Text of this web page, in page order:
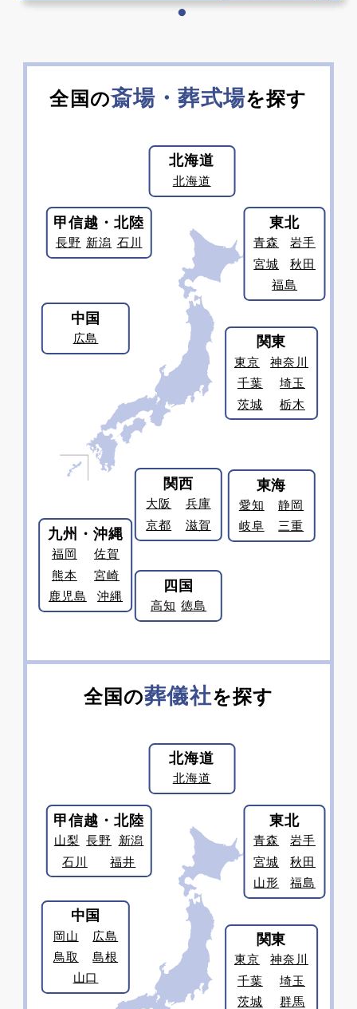
全国の斎場・葬式場を探す
北海道
北海道
東北
青森
岩手
宮城
秋田
福島
関東
東京
神奈川
千葉
埼玉
茨城
栃木
甲信越・北陸
長野 新潟 石川
東海
愛知
静岡
岐阜
三重
関西
大阪
兵庫
京都
滋賀
中国
広島
四国
高知 徳島
九州・沖縄
福岡
佐賀
熊本
宮崎
鹿児島
沖縄
全国の葬儀社を探す
北海道
北海道
東北
青森
岩手
宮城
秋田
山形
福島
関東
東京
神奈川
千葉
埼玉
茨城
群馬
甲信越・北陸
山梨 長野
新潟
石川
福井
中国
岡山
広島
鳥取
島根
山口